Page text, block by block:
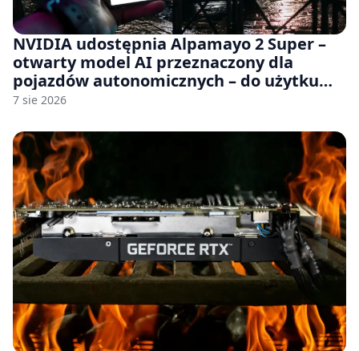
NVIDIA udostępnia Alpamayo 2 Super –
otwarty model AI przeznaczony dla
pojazdów autonomicznych – do użytku
komercyjnego
7 sie 2026